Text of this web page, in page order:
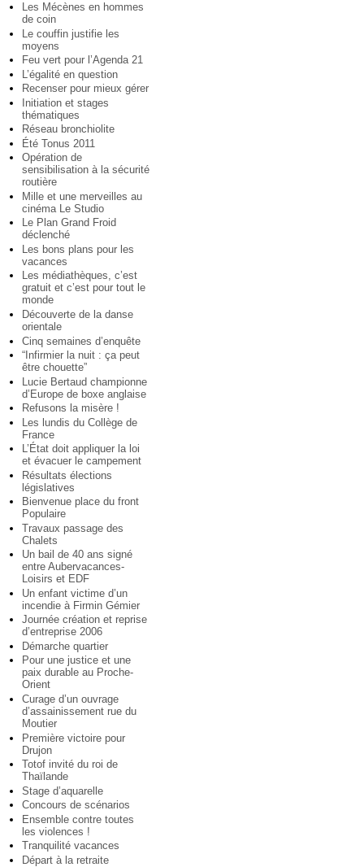
Les Mécènes en hommes
de coin
Le couffin justifie les
moyens
Feu vert pour l’Agenda 21
L’égalité en question
Recenser pour mieux gérer
Initiation et stages
thématiques
Réseau bronchiolite
Été Tonus 2011
Opération de
sensibilisation à la sécurité
routière
Mille et une merveilles au
cinéma Le Studio
Le Plan Grand Froid
déclenché
Les bons plans pour les
vacances
Les médiathèques, c’est
gratuit et c’est pour tout le
monde
Découverte de la danse
orientale
Cinq semaines d’enquête
“Infirmier la nuit : ça peut
être chouette”
Lucie Bertaud championne
d’Europe de boxe anglaise
Refusons la misère !
Les lundis du Collège de
France
L’État doit appliquer la loi
et évacuer le campement
Résultats élections
législatives
Bienvenue place du front
Populaire
Travaux passage des
Chalets
Un bail de 40 ans signé
entre Aubervacances-
Loisirs et EDF
Un enfant victime d’un
incendie à Firmin Gémier
Journée création et reprise
d’entreprise 2006
Démarche quartier
Pour une justice et une
paix durable au Proche-
Orient
Curage d’un ouvrage
d’assainissement rue du
Moutier
Première victoire pour
Drujon
Totof invité du roi de
Thaïlande
Stage d’aquarelle
Concours de scénarios
Ensemble contre toutes
les violences !
Tranquilité vacances
Départ à la retraite